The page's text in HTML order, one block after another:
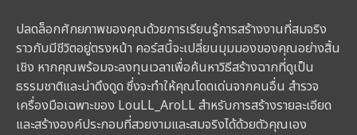
ปลดล็อกศักยภาพของคุณด้วยการเรียนรู้การสร้างงานที่สมจริง
ราวกับมีชีวิตอยู่ตรงหน้า คอร์สนี้จะเปลี่ยนมุมมองของคุณอย่างสิ้น
เชิง หากคุณพร้อมจะลงทุนเวลาเพื่อค้นหาวิธีสร้างฉากที่ดูเป็น
ธรรมชาติและน่าดึงดูด ซึ่งจะทำให้คุณโดดเด่นจากคนอื่น สำรวจ
เครื่องมือเฉพาะของ LouLL_AroLL สำหรับการสร้างรายละเอียด
และสร้างองค์ประกอบที่สวยงามและสมจริงได้ด้วยตัวคุณเอง